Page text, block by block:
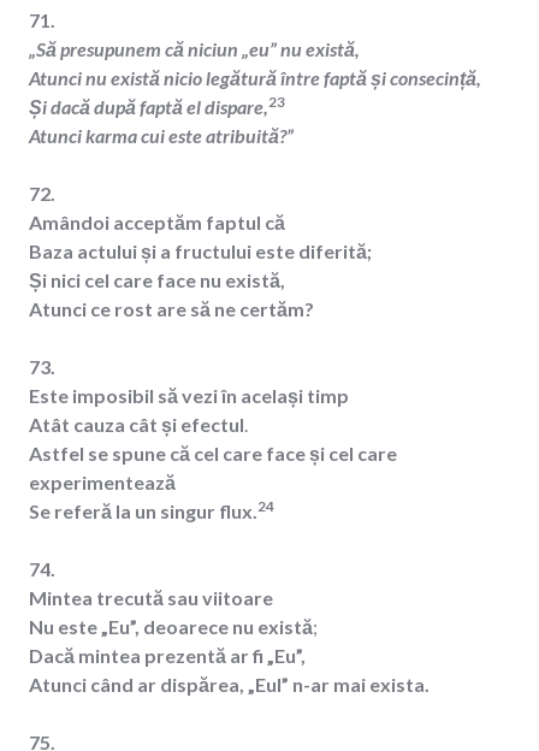
71.
„Să presupunem că niciun „eu” nu există,
Atunci nu există nicio legătură între faptă și consecință,
Și dacă după faptă el dispare,23
Atunci karma cui este atribuită?”
72.
Amândoi acceptăm faptul că
Baza actului și a fructului este diferită;
Și nici cel care face nu există,
Atunci ce rost are să ne certăm?
73.
Este imposibil să vezi în același timp
Atât cauza cât și efectul.
Astfel se spune că cel care face și cel care
experimentează
Se referă la un singur flux.24
74.
Mintea trecută sau viitoare
Nu este „Eu”, deoarece nu există;
Dacă mintea prezentă ar fi „Eu”,
Atunci când ar dispărea, „Eul” n-ar mai exista.
75.